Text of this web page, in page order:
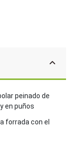
peinado de
en puños
forrada con el